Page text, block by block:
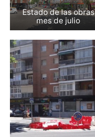
Estado de las obras
mes de julio